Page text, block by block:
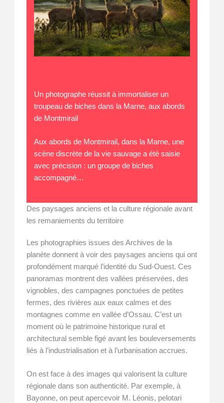
Un photographe réussit à immortaliser un
troupeau de biches dans la Marne, aux abords
de Montmirail
Aux abords de Montmirail, dans la Marne, une
scène discrète de la vie sauvage a été saisie
avec précision : un groupe de biches
accompagné…
Des paysages anciens et la culture régionale avant
les remaniements du territoire
Les photographies issues des Archives de la
planète donnent à voir des paysages anciens qui ont
profondément marqué l’identité du Sud-Ouest. Ces
panoramas montrent des vallées préservées, des
vignobles, des campagnes ponctuées de petites
fermes, des rivières aux eaux calmes et des
montagnes comme en vallée d’Ossau. C’est un
moment où le patrimoine historique rural et
architectural semble figé avant les bouleversements
liés à l’industrialisation et à l’urbanisation accrues.
On est face à des images qui valorisent la culture
régionale dans son authenticité. Par exemple, à
Bayonne, on peut apercevoir M. Léonis, pelotari